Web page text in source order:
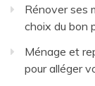
Rénover ses
choix du bon
Ménage et
pour alléger